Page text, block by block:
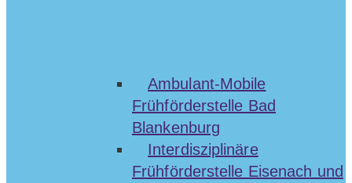
Ambulant-Mobile
Frühförderstelle Bad
Blankenburg
Interdisziplinäre
Frühförderstelle Eisenach und